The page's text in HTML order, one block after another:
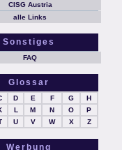
CISG Austria
alle Links
Sonstiges
FAQ
Glossar
D E F G
H
L M N O
P
U V W X Z
Werbung